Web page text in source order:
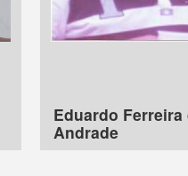
Eduardo Ferreira
Andrade